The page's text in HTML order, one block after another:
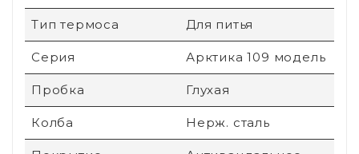
Тип термоса Для питья
Серия Арктика 109 модель
Пробка Глухая
Колба Нерж. сталь